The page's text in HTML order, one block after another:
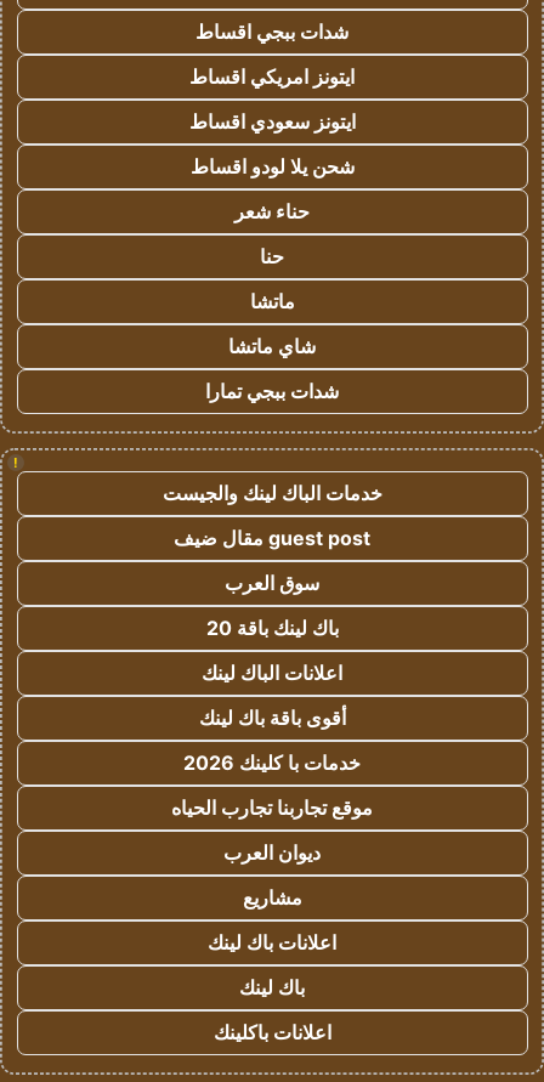
شدات ببجي اقساط
ايتونز امريكي اقساط
ايتونز سعودي اقساط
شحن يلا لودو اقساط
حناء شعر
حنا
ماتشا
شاي ماتشا
شدات ببجي تمارا
!
خدمات الباك لينك والجيست
guest post مقال ضيف
سوق العرب
باك لينك باقة 20
اعلانات الباك لينك
أقوى باقة باك لينك
خدمات با كلينك 2026
موقع تجاربنا تجارب الحياه
ديوان العرب
مشاريع
اعلانات باك لينك
باك لينك
اعلانات باكلينك